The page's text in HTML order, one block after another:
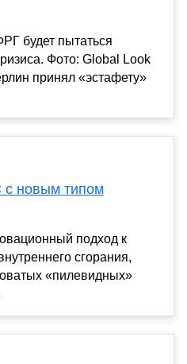
будет пытаться
Фото: Global Look
принял «эстафету»
с новым типом
подход к
сгорания,
«пилевидных»